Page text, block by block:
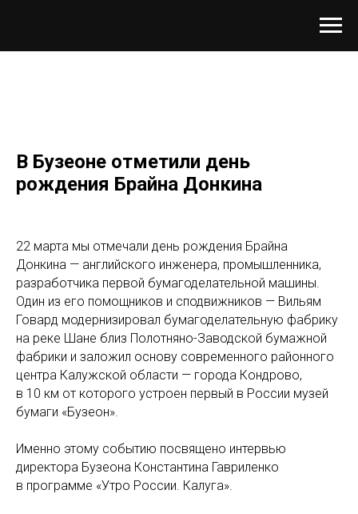
В Бузеоне отметили день
рождения Брайна Донкина
22 марта мы отмечали день рождения Брайна
Донкина — английского инженера, промышленника,
разработчика первой бумагоделательной машины.
Один из его помощников и сподвижников — Вильям
Говард модернизировал бумагоделательную фабрику
на реке Шане близ Полотняно-Заводской бумажной
фабрики и заложил основу современного районного
центра Калужской области — города Кондрово,
в 10 км от которого устроен первый в России музей
бумаги «Бузеон».
Именно этому событию посвящено интервью
директора Бузеона Константина Гавриленко
в программе «Утро России. Калуга».